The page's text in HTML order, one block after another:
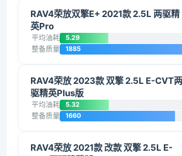
RAV4荣放双擎E+ 2021款 2.5L 两驱精
英Pro
平均油耗 5.29
整备质量 1885
RAV4荣放 2023款 双擎 2.5L E-CVT两
驱精英Plus版
平均油耗 5.32
整备质量 1660
RAV4荣放 2021款 改款 双擎 2.5L E-